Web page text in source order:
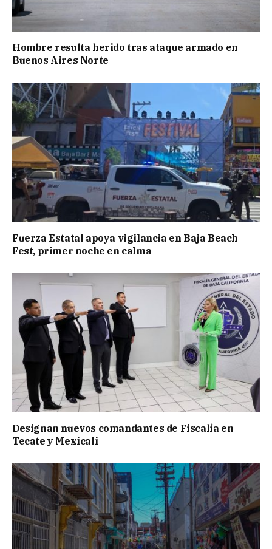
Hombre resulta herido tras ataque armado en
Buenos Aires Norte
Fuerza Estatal apoya vigilancia en Baja Beach
Fest, primer noche en calma
Designan nuevos comandantes de Fiscalía en
Tecate y Mexicali